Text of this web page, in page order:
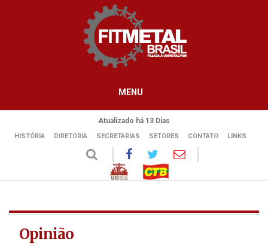
MENU
Atualizado há 13 Dias
HISTÓRIA DIRETORIA SECRETARIAS SETORES CONTATO LINKS
Opinião